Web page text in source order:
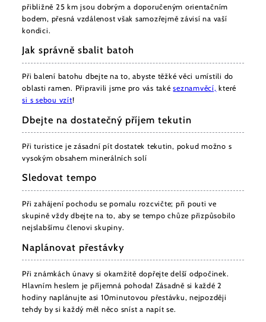
přibližně 25 km jsou dobrým a doporučeným orientačním
bodem, přesná vzdálenost však samozřejmě závisí na vaší
kondici.
Jak správně sbalit batoh
Při balení batohu dbejte na to, abyste těžké věci umístili do
oblasti ramen. Připravili jsme pro vás takéseznamvěcí, které
si s sebou vzít!
Dbejte na dostatečný příjem tekutin
Při turistice je zásadní pít dostatek tekutin, pokud možno s
vysokým obsahem minerálních solí
Sledovat tempo
Při zahájení pochodu se pomalu rozcvičte; při pouti ve
skupině vždy dbejte na to, aby se tempo chůze přizpůsobilo
nejslabšímu členovi skupiny.
Naplánovat přestávky
Při známkách únavy si okamžitě dopřejte delší odpočinek.
Hlavním heslem je příjemná pohoda! Zásadně si každé 2
hodiny naplánujte asi 10minutovou přestávku, nejpozději
tehdy by si každý měl něco sníst a napít se.